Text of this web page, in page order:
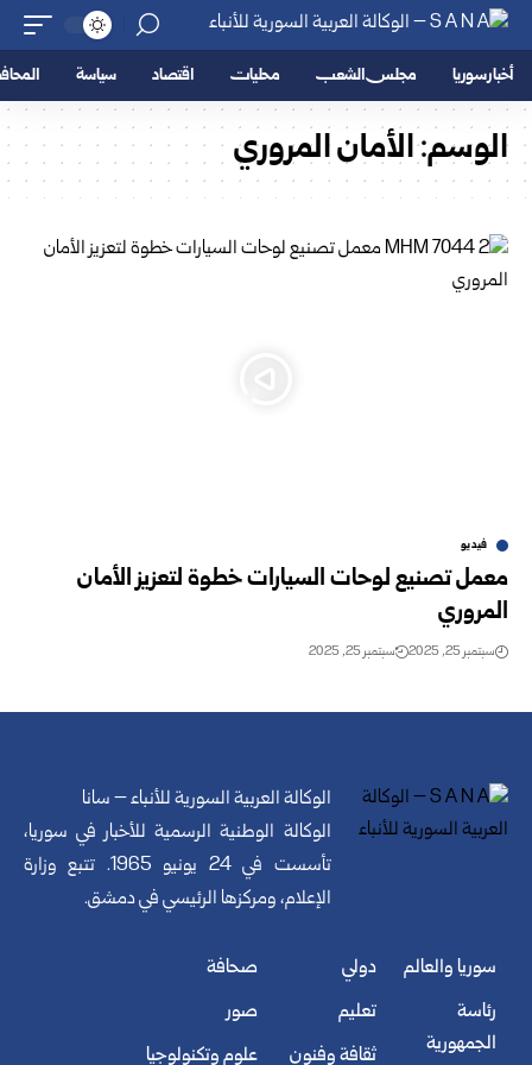
أخبار سوريا مجلس الشعب محليات اقتصاد سياسة
الوسم:الأمان المروري
فيديو
معمل تصنيع لوحات السيارات خطوة لتعزيز الأمان
المروري
سبتمبر 25, 2025 سبتمبر 25, 2025
الوكالة العربية السورية للأنباء – سانا
الوكالة الوطنية الرسمية للأخبار في سوريا،
تأسست في 24 يونيو 1965. تتبع وزارة
الإعلام، ومركزها الرئيسي في دمشق.
سوريا والعالم
رئاسة
الجمهورية
دولي
تعليم
ثقافة وفنون
صحافة
صور
علوم وتكنولوجيا